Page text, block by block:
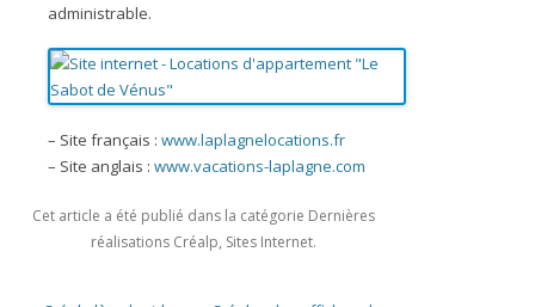
administrable.
– Site français : www.laplagnelocations.fr
– Site anglais : www.vacations-laplagne.com
Cet article a été publié dans la catégorie Dernières
réalisations Créalp, Sites Internet.